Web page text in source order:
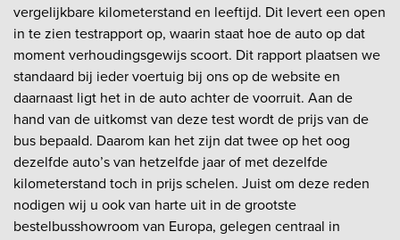
vergelijkbare kilometerstand en leeftijd. Dit levert een open
in te zien testrapport op, waarin staat hoe de auto op dat
moment verhoudingsgewijs scoort. Dit rapport plaatsen we
standaard bij ieder voertuig bij ons op de website en
daarnaast ligt het in de auto achter de voorruit. Aan de
hand van de uitkomst van deze test wordt de prijs van de
bus bepaald. Daarom kan het zijn dat twee op het oog
dezelfde auto’s van hetzelfde jaar of met dezelfde
kilometerstand toch in prijs schelen. Juist om deze reden
nodigen wij u ook van harte uit in de grootste
bestelbusshowroom van Europa, gelegen centraal in